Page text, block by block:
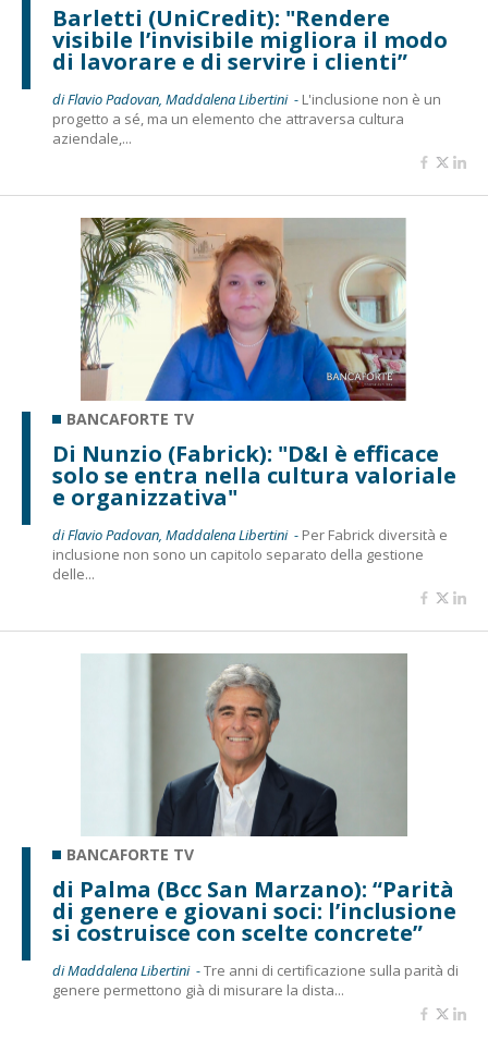
Barletti (UniCredit): "Rendere
visibile l’invisibile migliora il modo
di lavorare e di servire i clienti”
di Flavio Padovan, Maddalena Libertini - L'inclusione non è un
progetto a sé, ma un elemento che attraversa cultura
aziendale,...
BANCAFORTE TV
Di Nunzio (Fabrick): "D&I è efficace
solo se entra nella cultura valoriale
e organizzativa"
di Flavio Padovan, Maddalena Libertini - Per Fabrick diversità e
inclusione non sono un capitolo separato della gestione
delle...
BANCAFORTE TV
di Palma (Bcc San Marzano): “Parità
di genere e giovani soci: l’inclusione
si costruisce con scelte concrete”
di Maddalena Libertini -Tre anni di certificazione sulla parità di
genere permettono già di misurare la dista...